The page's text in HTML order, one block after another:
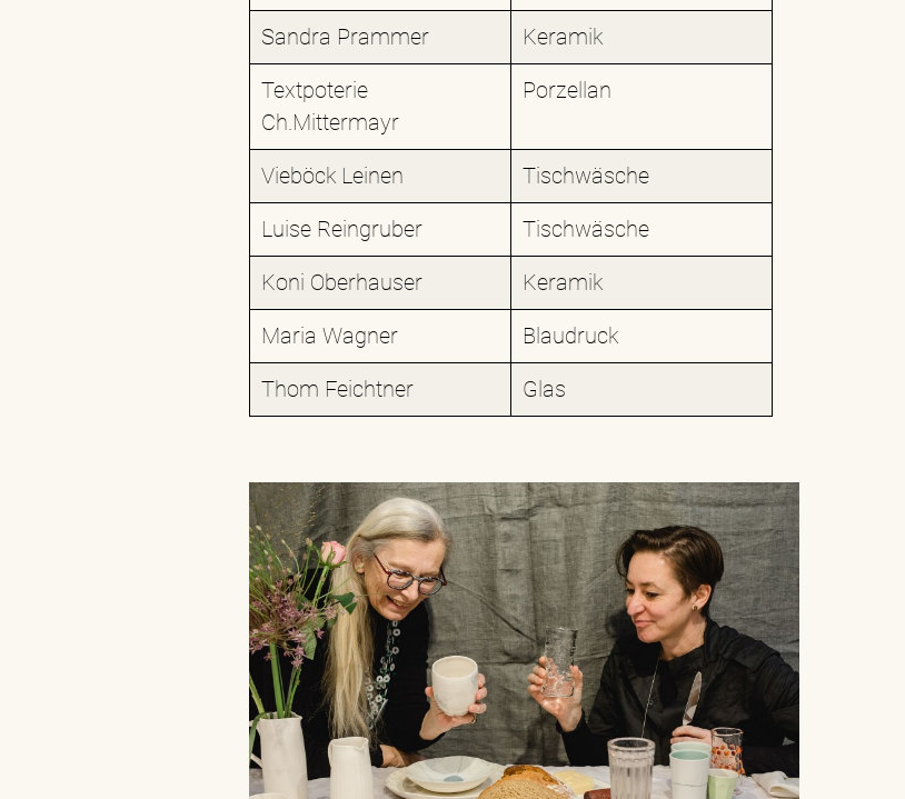
Sandra Prammer Keramik
Textpoterie
Ch.Mittermayr
Porzellan
Vieböck Leinen Tischwäsche
Luise Reingruber Tischwäsche
Koni Oberhauser Keramik
Maria Wagner Blaudruck
Thom Feichtner Glas